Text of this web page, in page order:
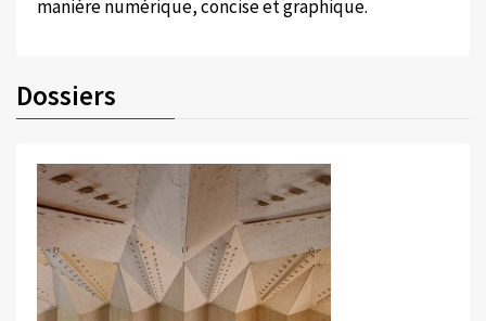
manière numérique, concise et graphique.
Dossiers